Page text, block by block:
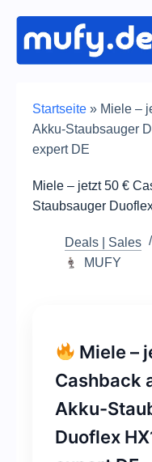
Inhalt
springen
Startseite » Miele –
Akku-Staubsauger
expert DE
Miele – jetzt 50 €
Staubsauger
Deals | Sales
MUFY
Miele –
Cashback
Akku-
Duoflex